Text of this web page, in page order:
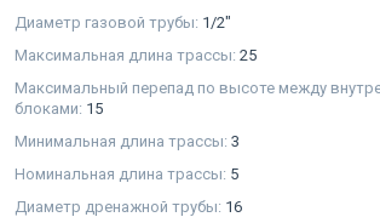
Диаметр газовой трубы: 1/2"
Максимальная длина трассы: 25
Максимальный перепад по высоте между
блоками: 15
Минимальная длина трассы: 3
Номинальная длина трассы: 5
Диаметр дренажной трубы: 16